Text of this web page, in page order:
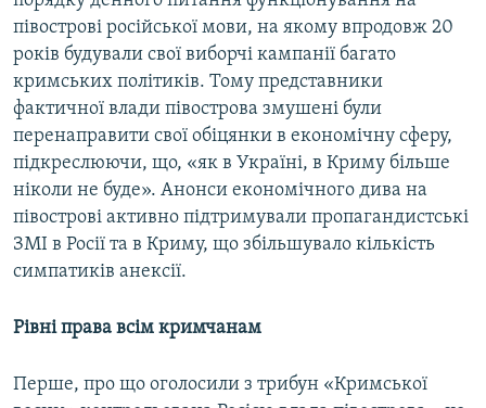
півострові російської мови, на якому впродовж 20
років будували свої виборчі кампанії багато
кримських політиків. Тому представники
фактичної влади півострова змушені були
перенаправити свої обіцянки в економічну сферу,
підкреслюючи, що, «як в Україні, в Криму більше
ніколи не буде». Анонси економічного дива на
півострові активно підтримували пропагандистські
ЗМІ в Росії та в Криму, що збільшувало кількість
симпатиків анексії.
Рівні права всім кримчанам
Перше, про що оголосили з трибун «Кримської